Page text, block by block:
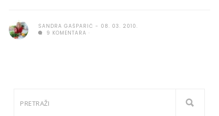
SANDRA GAŠPARIĆ
08. 03. 2010.
9 KOMENTARA